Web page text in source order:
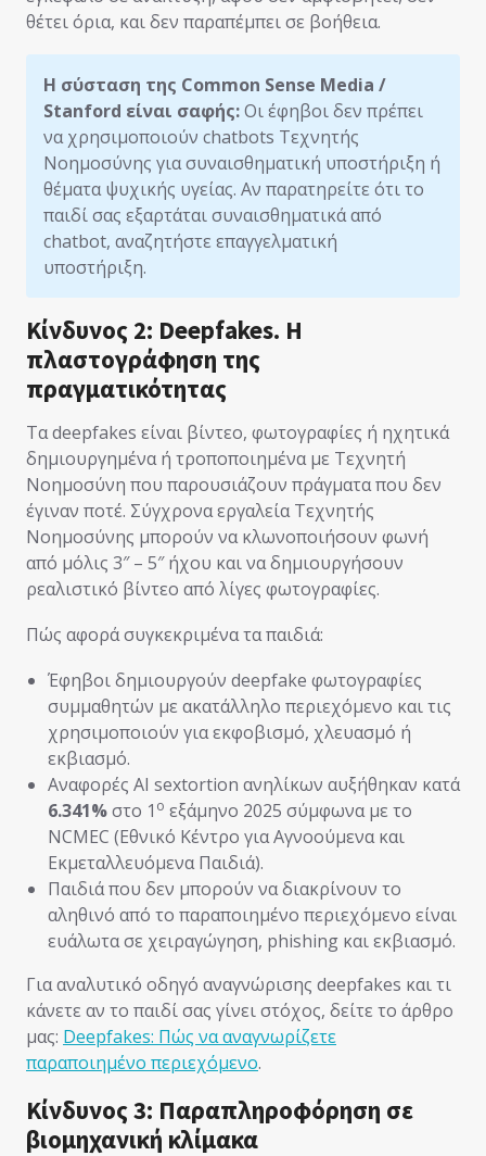
θέτει όρια, και δεν παραπέμπει σε βοήθεια.
Η σύσταση της Common Sense Media /
Stanford είναι σαφής:Οι έφηβοι δεν πρέπει
να χρησιμοποιούν chatbots Τεχνητής
Νοημοσύνης για συναισθηματική υποστήριξη ή
θέματα ψυχικής υγείας. Αν παρατηρείτε ότι το
παιδί σας εξαρτάται συναισθηματικά από
chatbot, αναζητήστε επαγγελματική
υποστήριξη.
Κίνδυνος 2: Deepfakes. Η
πλαστογράφηση της
πραγματικότητας
Τα deepfakes είναι βίντεο, φωτογραφίες ή ηχητικά
δημιουργημένα ή τροποποιημένα με Τεχνητή
Νοημοσύνη που παρουσιάζουν πράγματα που δεν
έγιναν ποτέ. Σύγχρονα εργαλεία Τεχνητής
Νοημοσύνης μπορούν να κλωνοποιήσουν φωνή
από μόλις 3″ – 5″ ήχου και να δημιουργήσουν
ρεαλιστικό βίντεο από λίγες φωτογραφίες.
Πώς αφορά συγκεκριμένα τα παιδιά:
Έφηβοι δημιουργούν deepfake φωτογραφίες
συμμαθητών με ακατάλληλο περιεχόμενο και τις
χρησιμοποιούν για εκφοβισμό, χλευασμό ή
εκβιασμό.
Αναφορές AI sextortion ανηλίκων αυξήθηκαν κατά
6.341%στο 1 ο εξάμηνο 2025 σύμφωνα με το
NCMEC (Εθνικό Κέντρο για Αγνοούμενα και
Εκμεταλλευόμενα Παιδιά).
Παιδιά που δεν μπορούν να διακρίνουν το
αληθινό από το παραποιημένο περιεχόμενο είναι
ευάλωτα σε χειραγώγηση, phishing και εκβιασμό.
Για αναλυτικό οδηγό αναγνώρισης deepfakes και τι
κάνετε αν το παιδί σας γίνει στόχος, δείτε το άρθρο
μας: Deepfakes: Πώς να αναγνωρίζετε
παραποιημένο περιεχόμενο.
Κίνδυνος 3: Παραπληροφόρηση σε
βιομηχανική κλίμακα